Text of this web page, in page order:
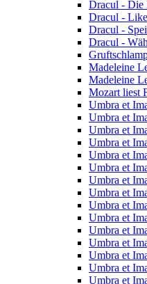
Dracul - Die
Dracul -
Dracul -
Dracul -
Madeleine
Madeleine
Mozart liest
Umbra et
Umbra et
Umbra et
Umbra et
Umbra et
Umbra et
Umbra et
Umbra et
Umbra et
Umbra et
Umbra et
Umbra et
Umbra et
Umbra et
Umbra et